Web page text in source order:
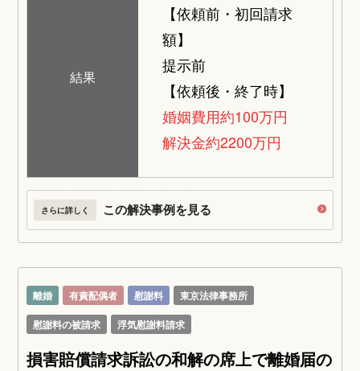
結果
【依頼前・初回請求
額】
提示前
【依頼後・終了時】
婚姻費用約100万円
解決金約2200万円
さらに詳しく この解決事例を見る
離婚 有責配偶者 慰謝料
東京法律事務所
慰謝料の被請求
浮気慰謝料請求
損害賠償請求訴訟の和解の席上で離婚届の